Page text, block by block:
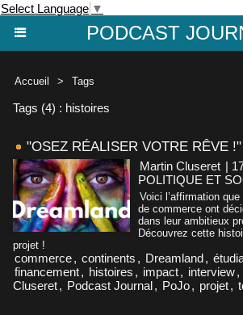
Select Language ▼
PODCAST
Accueil > Tags
Tags (4) : histoires
"OSEZ RÉALISER VOTRE RÊVE !"
Martin Cluseret |
POLITIQUE ET
Voici l’affirmation
de commerce ont
dans leur ambitieux
Découvrez cette
projet !
commerce, continents , Dreamland,
financement, histoires , impact, interview,
Cluseret, Podcast Journal, PoJo, projet,